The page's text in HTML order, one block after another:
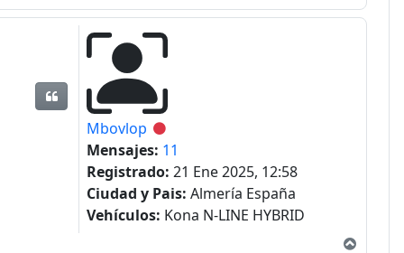
Mbovlop Desconectado
Mensajes: 11
Registrado: 21 Ene 2025, 12:58
Ciudad y Pais: Almería España
Vehículos: Kona N-LINE HYBRID
Citar